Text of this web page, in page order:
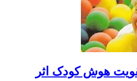
تقویت هوش کودک اثر